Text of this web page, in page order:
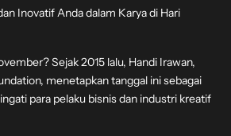
Inovatif Anda dalam Karya di Hari
Sejak 2015 lalu, Handi Irawan,
menetapkan tanggal ini sebagai
para pelaku bisnis dan industri kreatif